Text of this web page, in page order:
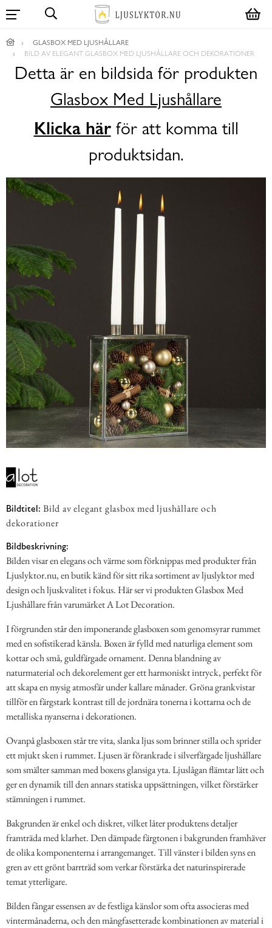
GLASBOX MED LJUSHÅLLARE
BILD AV ELEGANT GLASBOX MED LJUSHÅLLARE OCH DEKORATIONER
Detta är en bildsida för produkten
Glasbox Med Ljushållare
Klicka härför att komma till
produktsidan.
Bildtitel: Bild av elegant glasbox med ljushållare och
dekorationer
Bildbeskrivning:
Bilden visar en elegans och värme som förknippas med produkter från
Ljuslyktor.nu, en butik känd för sitt rika sortiment av ljuslyktor med
design och ljuskvalitet i fokus. Här ser vi produkten Glasbox Med
Ljushållare från varumärket A Lot Decoration.
I förgrunden står den imponerande glasboxen som genomsyrar rummet
med en sofistikerad känsla. Boxen är fylld med naturliga element som
kottar och små, guldfärgade ornament. Denna blandning av
naturmaterial och dekorelement ger ett harmoniskt intryck, perfekt för
att skapa en mysig atmosfär under kallare månader. Gröna grankvistar
tillför en färgstark kontrast till de jordnära tonerna i kottarna och de
metalliska nyanserna i dekorationen.
Ovanpå glasboxen står tre vita, slanka ljus som brinner stilla och sprider
ett mjukt sken i rummet. Ljusen är förankrade i silverfärgade ljushållare
som smälter samman med boxens glansiga yta. Ljuslågan flämtar lätt och
ger en dynamik till den annars statiska uppsättningen, vilket förstärker
stämningen i rummet.
Bakgrunden är enkel och diskret, vilket låter produktens detaljer
framträda med klarhet. Den dämpade färgtonen i bakgrunden framhäver
de olika komponenterna i arrangemanget. Till vänster i bilden syns en
gren av ett grönt barrträd som verkar förstärka det naturinspirerade
temat ytterligare.
Bilden fångar essensen av de festliga känslor som ofta associeras med
vintermånaderna, och den mångfasetterade kombinationen av material i